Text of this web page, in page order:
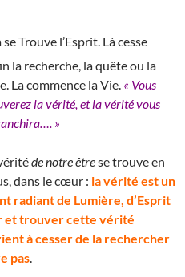
se Trouve l’Esprit. Là cesse
la recherche, la quête ou la
La commence la Vie. « Vous
la vérité, et la vérité vous
»
de notre êtrese trouve en
dans le cœur : la vérité est un
radiant de Lumière, d’Esprit
et trouver cette vérité
à cesser de la rechercher
pas